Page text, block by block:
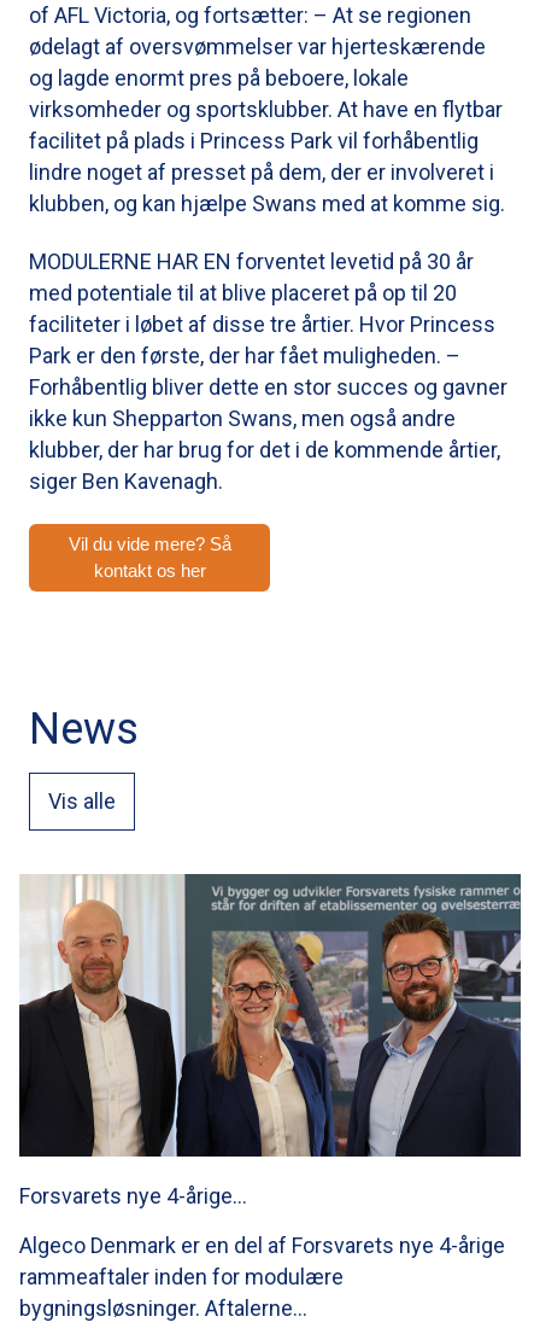
of AFL Victoria, og fortsætter: – At se regionen
ødelagt af oversvømmelser var hjerteskærende
og lagde enormt pres på beboere, lokale
virksomheder og sportsklubber. At have en flytbar
facilitet på plads i Princess Park vil forhåbentlig
lindre noget af presset på dem, der er involveret i
klubben, og kan hjælpe Swans med at komme sig.
MODULERNE HAR EN forventet levetid på 30 år
med potentiale til at blive placeret på op til 20
faciliteter i løbet af disse tre årtier. Hvor Princess
Park er den første, der har fået muligheden. –
Forhåbentlig bliver dette en stor succes og gavner
ikke kun Shepparton Swans, men også andre
klubber, der har brug for det i de kommende årtier,
siger Ben Kavenagh.
Vil du vide mere? Så
kontakt os her
News
Vis alle
Forsvarets nye 4-årige…
Algeco Denmark er en del af Forsvarets nye 4-årige
rammeaftaler inden for modulære
bygningsløsninger. Aftalerne…